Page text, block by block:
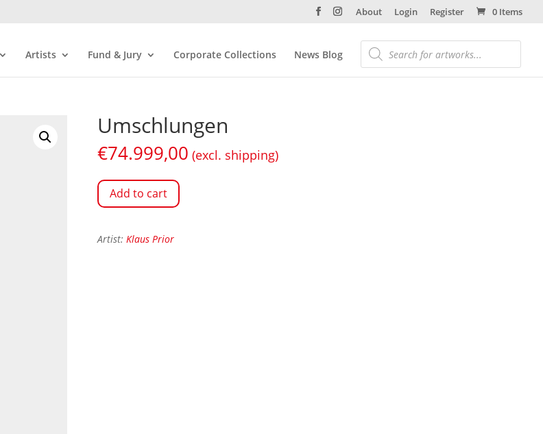
About Login Register 0 Items
Artists Fund & Jury Corporate Collections News Blog
Umschlungen
€74.999,00 (excl. shipping)
Add to cart
Artist: Klaus Prior